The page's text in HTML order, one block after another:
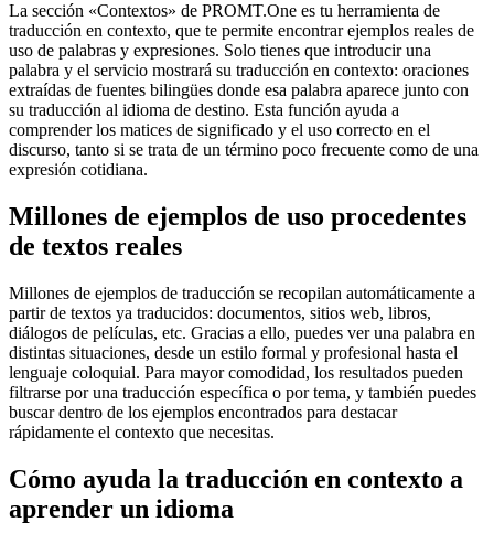
La sección «Contextos» de PROMT.One es tu herramienta de
traducción en contexto, que te permite encontrar ejemplos reales de
uso de palabras y expresiones. Solo tienes que introducir una
palabra y el servicio mostrará su traducción en contexto: oraciones
extraídas de fuentes bilingües donde esa palabra aparece junto con
su traducción al idioma de destino. Esta función ayuda a
comprender los matices de significado y el uso correcto en el
discurso, tanto si se trata de un término poco frecuente como de una
expresión cotidiana.
Millones de ejemplos de uso procedentes
de textos reales
Millones de ejemplos de traducción se recopilan automáticamente a
partir de textos ya traducidos: documentos, sitios web, libros,
diálogos de películas, etc. Gracias a ello, puedes ver una palabra en
distintas situaciones, desde un estilo formal y profesional hasta el
lenguaje coloquial. Para mayor comodidad, los resultados pueden
filtrarse por una traducción específica o por tema, y también puedes
buscar dentro de los ejemplos encontrados para destacar
rápidamente el contexto que necesitas.
Cómo ayuda la traducción en contexto a
aprender un idioma